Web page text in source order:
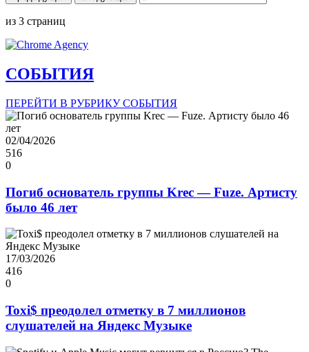
из 3 страниц
СОБЫТИЯ
ПЕРЕЙТИ В РУБРИКУ СОБЫТИЯ
02/04/2026
516
0
Погиб основатель группы Krec — Fuze. Артисту
было 46 лет
17/03/2026
416
0
Toxi$ преодолел отметку в 7 миллионов
слушателей на Яндекс Музыке